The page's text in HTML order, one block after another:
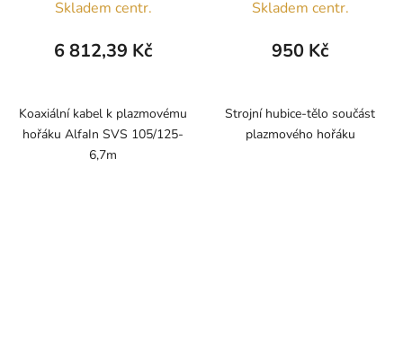
Skladem centr.
6 812,39 Kč
Koaxiální kabel k plazmovému
hořáku AlfaIn SVS 105/125-
6,7m
Skladem centr.
950 Kč
Strojní hubice-tělo součást
plazmového hořáku